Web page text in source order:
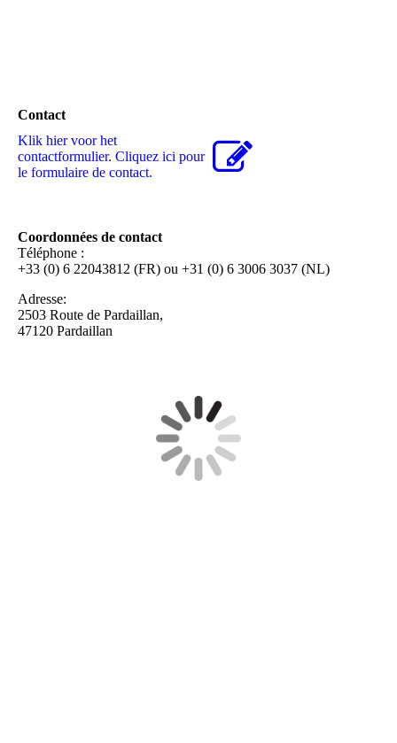
Contact
Klik hier voor het
contactformulier. Cliquez ici pour
le formulaire de contact.
Coordonnées de contact
Téléphone :
+33 (0) 6 22043812 (FR) ou +31 (0) 6 3006 3037 (NL)
Adresse:
2503 Route de Pardaillan,
47120 Pardaillan